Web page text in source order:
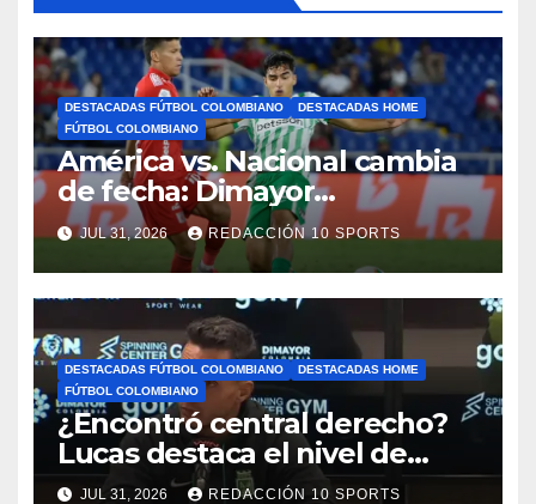
DESTACADAS FÚTBOL COLOMBIANO
DESTACADAS HOME
FÚTBOL COLOMBIANO
América vs. Nacional cambia
de fecha: Dimayor
reprogramó el clásico por
motivos de seguridad
JUL 31, 2026 REDACCIÓN 10 SPORTS
DESTACADAS FÚTBOL COLOMBIANO
DESTACADAS HOME
FÚTBOL COLOMBIANO
¿Encontró central derecho?
Lucas destaca el nivel de
Néider Parra
JUL 31, 2026 REDACCIÓN 10 SPORTS